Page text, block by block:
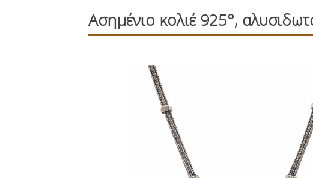
Ασημένιο κολιέ 925°,